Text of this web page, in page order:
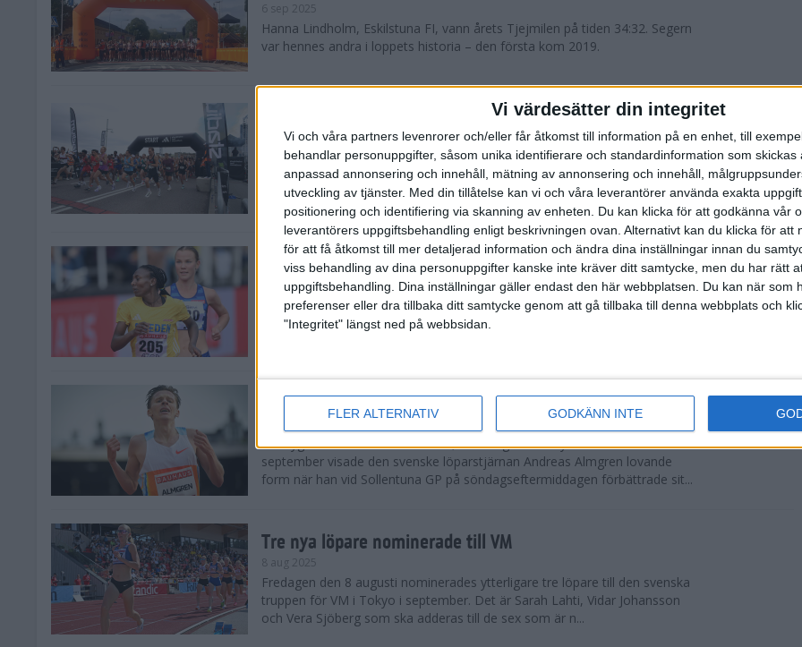
Vi värdesätter din integritet
Vi och våra partners levenrorer och/eller får åtkomst till information på en enhet, till
behandlar personuppgifter, såsom unika identifierare och standardinformation som skickas
anpassad annonsering och innehåll, mätning av annonsering och innehåll,
utveckling av tjänster. Med din tillåtelse kan vi och våra leverantörer använda exakta
positionering och identifiering via skanning av enheten. Du kan klicka för att godkänna vår
leverantörers uppgiftsbehandling enligt beskrivningen ovan. Alternativt kan du klicka för att
för att få åtkomst till mer detaljerad information och ändra dina inställningar innan du
viss behandling av dina personuppgifter kanske inte kräver ditt samtycke, men du har rätt
uppgiftsbehandling. Dina inställningar gäller endast den här webbplatsen. Du kan när som
preferenser eller dra tillbaka ditt samtycke genom att gå tillbaka till denna webbplats och
"Integritet" längst ned på webbsidan.
FLER ALTERNATIV GODKÄNN INTE
6 sep 2025
Hanna Lindholm, Eskilstuna FI, vann årets Tjejmilen på tiden 34:32. Segern
var hennes andra i loppets historia – den första kom 2019.
Snabbaste segertiden på 12 år i rekordstort adidas
Stockholm Halvmaraton
30 aug 2025
Ett slutsålt och rekordstort adidas Stockholm Halvmaraton avgjordes i
nästintill perfekt löparväder. 18 grader, mulet och väldigt lite vind. Totalt
var 19,866 löpare anmälda, varav 15,807 kom till sta...
Löparna viktiga när Sverige vann Finnkampen
26 aug 2025
Den hundrade upplagan av Finnkampen, världens äldsta och största
landskamp i friidrott, avgjordes inför fullsatta läktare på Stockholms
Svenskt rekord när Almgren testade VM-formen
En dryg månad före friidrotts-VM, som avgörs i Tokyo den 13-21
september visade den svenske löparstjärnan Andreas Almgren lovande
form när han vid Sollentuna GP på söndagseftermiddagen förbättrade sit...
Tre nya löpare nominerade till VM
8 aug 2025
Fredagen den 8 augusti nominerades ytterligare tre löpare till den svenska
truppen för VM i Tokyo i september. Det är Sarah Lahti, Vidar Johansson
och Vera Sjöberg som ska adderas till de sex som är n...